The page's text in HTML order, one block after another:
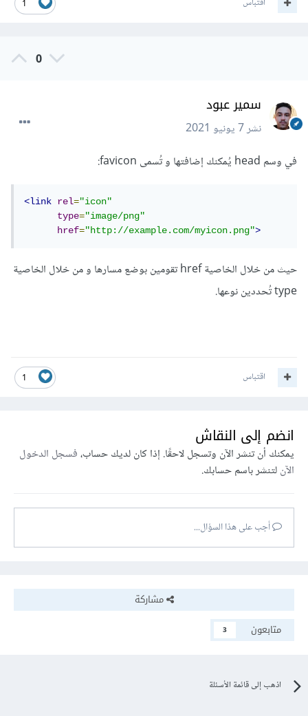
1
0
سمير عبود
نشر7 يونيو 2021
في وسم head يُمكنك إضافتها و تُسمى favicon:
<link rel="icon"
type="image/png"
href="http://example.com/myicon.png">
حيث من خلال الخاصية href تقومين بوضع مسارها و من خلال الخاصية
type تُحددين نوعها.
1 اقتباس
انضم إلى النقاش
يمكنك أن تنشر الآن وتسجل لاحقًا. إذا كان لديك حساب،فسجل الدخول
الآنلتنشر باسم حسابك.
أجب على هذا السؤال...
مشاركة
متابعون
3
اذهب إلى قائمة الأسئلة